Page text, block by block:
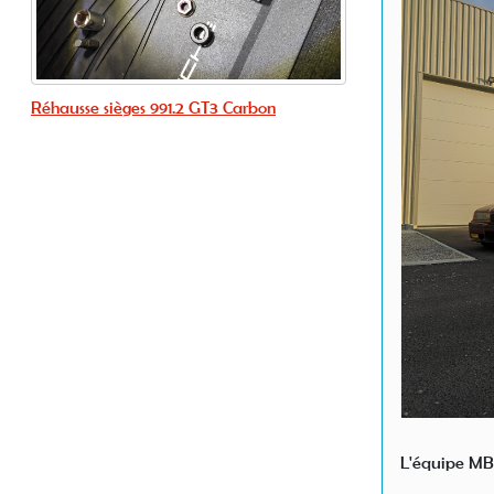
Réhausse sièges 991.2 GT3 Carbon
L'équipe